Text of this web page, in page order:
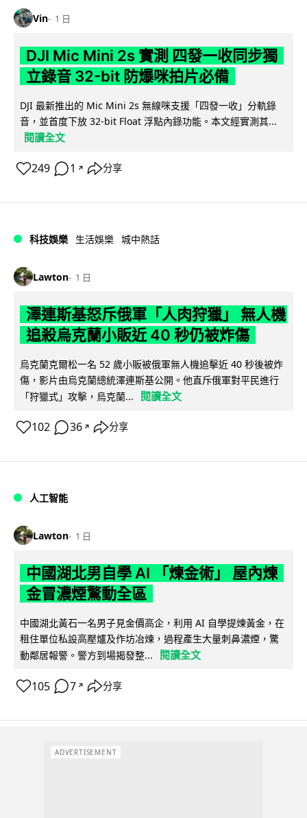
Vin 1 日
DJI Mic Mini 2s 實測 四發一收同步獨
立錄音 32-bit 防爆咪拍片必備
DJI 最新推出的 Mic Mini 2s 無線咪支援「四發一收」分軌錄
音，並首度下放 32-bit Float 浮點內錄功能。本文經實測其...
閱讀全文
249 1 ↗ 分享
科技娛樂 生活娛樂 城中熱話
Lawton 1 日
澤連斯基怒斥俄軍「人肉狩獵」 無人機
追殺烏克蘭小販近 40 秒仍被炸傷
烏克蘭克爾松一名 52 歲小販被俄軍無人機追擊近 40 秒後被炸
傷，影片由烏克蘭總統澤連斯基公開。他直斥俄軍對平民進行
「狩獵式」攻擊，烏克蘭...
閱讀全文
102 36 ↗ 分享
人工智能
Lawton 1 日
中國湖北男自學 AI 「煉金術」 屋內煉
金冒濃煙驚動全區
中國湖北黃石一名男子見金價高企，利用 AI 自學提煉黃金，在
租住單位私設高壓爐及作坊冶煉，過程產生大量刺鼻濃煙，驚
動鄰居報警。警方到場揭發整...
閱讀全文
105 7 ↗ 分享
ADVERTISEMENT